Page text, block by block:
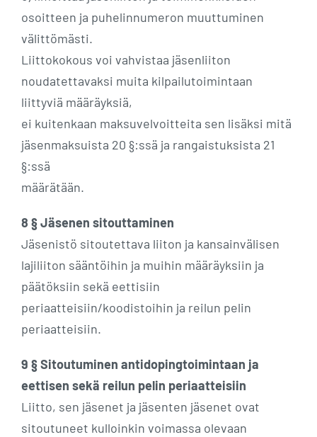
osoitteen ja puhelinnumeron muuttuminen
välittömästi.
Liittokokous voi vahvistaa jäsenliiton
noudatettavaksi muita kilpailutoimintaan
liittyviä määräyksiä,
ei kuitenkaan maksuvelvoitteita sen lisäksi mitä
jäsenmaksuista 20 §:ssä ja rangaistuksista 21
§:ssä
määrätään.
8 § Jäsenen sitouttaminen
Jäsenistö sitoutettava liiton ja kansainvälisen
lajiliiton sääntöihin ja muihin määräyksiin ja
päätöksiin sekä eettisiin
periaatteisiin/koodistoihin ja reilun pelin
periaatteisiin.
9 § Sitoutuminen antidopingtoimintaan ja
eettisen sekä reilun pelin periaatteisiin
Liitto, sen jäsenet ja jäsenten jäsenet ovat
sitoutuneet kulloinkin voimassa olevaan